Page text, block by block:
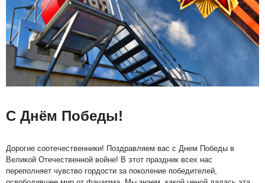
С Днём Победы!
Дорогие соотечественники! Поздравляем вас с Днем Победы в
Великой Отечественной войне! В этот праздник всех нас
переполняет чувство гордости за поколение победителей,